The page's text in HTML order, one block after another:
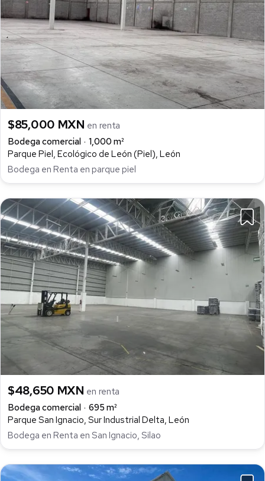
$85,000 MXN en renta
Bodega comercial
1,000 m²
Parque Piel, Ecológico de León (Piel), León
Bodega en Renta en parque piel
$48,650 MXN en renta
Bodega comercial
695 m²
Parque San Ignacio, Sur Industrial Delta, León
Bodega en Renta en San Ignacio, Silao